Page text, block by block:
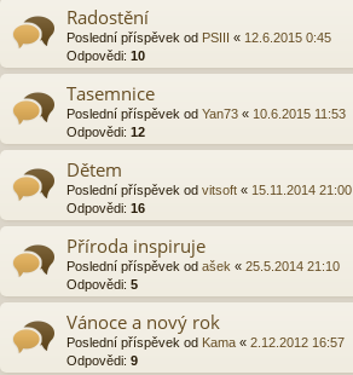
Radostění
Poslední příspěvek od PSIII « 12.6.2015 0:45
Odpovědi: 10
Tasemnice
Poslední příspěvek od Yan73 « 10.6.2015 11:53
Odpovědi: 12
Dětem
Poslední příspěvek od vitsoft « 15.11.2014 21:00
Odpovědi: 16
Příroda inspiruje
Poslední příspěvek od ašek « 25.5.2014 21:10
Odpovědi: 5
Vánoce a nový rok
Poslední příspěvek od Kama « 2.12.2012 16:57
Odpovědi: 9